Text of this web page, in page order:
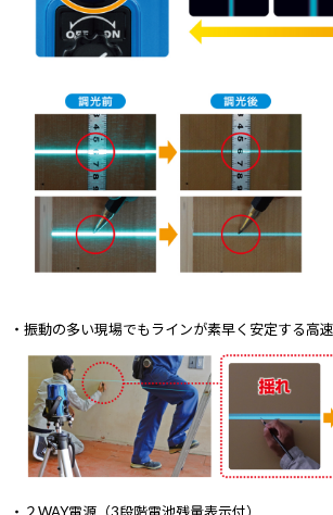
・振動の多い現場でもラインが素早く安定する高